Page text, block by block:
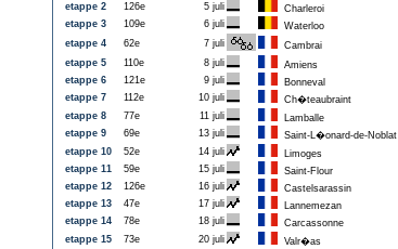
etappe 2
126e 5 juli Charleroi
etappe 3
109e 6 juli Waterloo
etappe 4
62e 7 juli Cambrai
etappe 5
110e 8 juli Amiens
etappe 6
121e 9 juli Bonneval
etappe 7
112e 10 juli Ch�teaubraint
etappe 8
77e 11 juli Lamballe
etappe 9
69e 13 juli Saint-L�onard-de-Noblat
etappe 10
52e 14 juli Limoges
etappe 11
59e 15 juli Saint-Flour
etappe 12
126e 16 juli Castelsarassin
etappe 13
47e 17 juli Lannemezan
etappe 14
78e 18 juli Carcassonne
etappe 15
73e 20 juli Valr�as